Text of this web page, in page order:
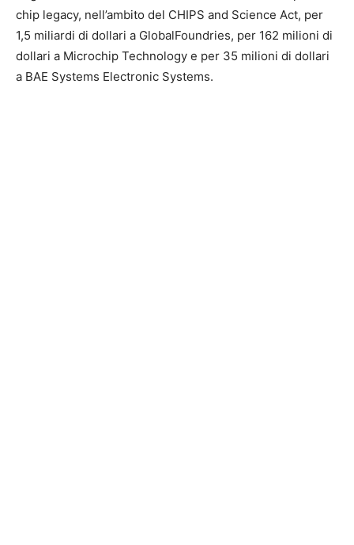
chip legacy, nell’ambito del CHIPS and Science Act, per
1,5 miliardi di dollari a GlobalFoundries, per 162 milioni di
dollari a Microchip Technology e per 35 milioni di dollari
a BAE Systems Electronic Systems.